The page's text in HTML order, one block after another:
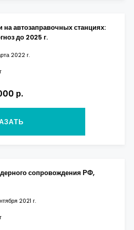
автозаправочных станциях:
до 2025 г.
2022 г.
р.
сопровождения РФ,
2021 г.